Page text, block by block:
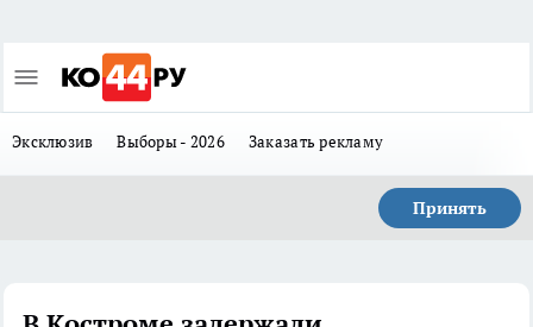
Эксклюзив Выборы - 2026 Заказать рекламу
Принять